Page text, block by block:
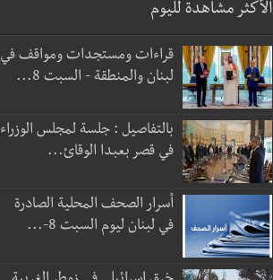
الأكثر مشاهدة لليوم
قراءات ومستجدات ومواقف في
لبنان والمنطقة - السبت 8...
بالتفاصيل : جلسة لمجلس الوزراء
في قصر بعبدا الوقائ...
أسرار الصحف المحلية الصادرة
في لبنان ليوم السبت 8-...